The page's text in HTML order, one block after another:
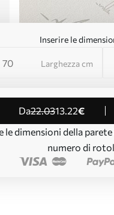
Inserire le
Larghezza cm
da22.0313.22€
le dimensioni della
numero di